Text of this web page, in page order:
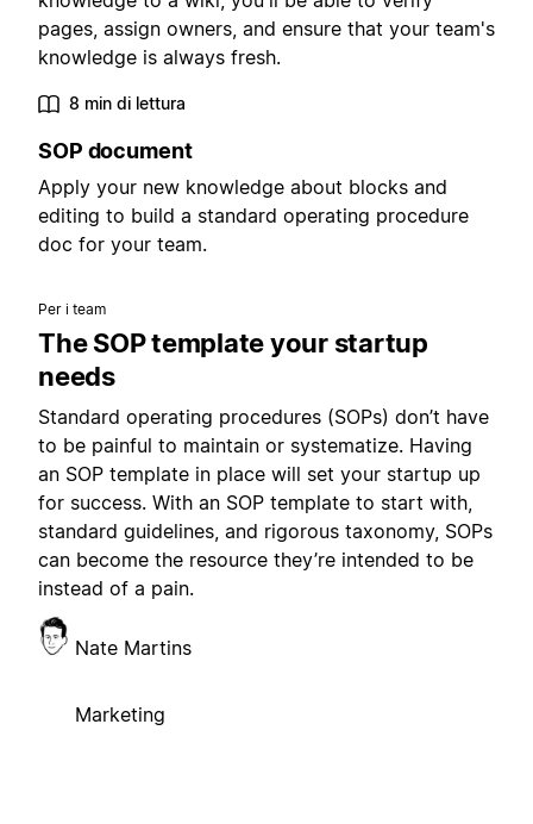
pages, assign owners, and ensure that your team's
knowledge is always fresh.
8 min di lettura
SOP document
Apply your new knowledge about blocks and
editing to build a standard operating procedure
doc for your team.
Per i team
The SOP template your startup
needs
Standard operating procedures (SOPs) don’t have
to be painful to maintain or systematize. Having
an SOP template in place will set your startup up
for success. With an SOP template to start with,
standard guidelines, and rigorous taxonomy, SOPs
can become the resource they’re intended to be
instead of a pain.
Nate Martins
Marketing